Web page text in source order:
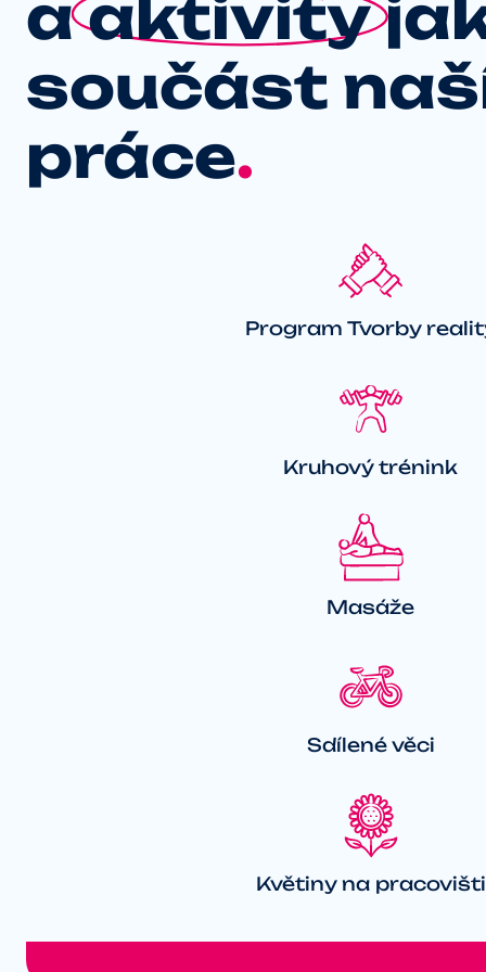
aaktivity
součást
práce.
Program Tvorby
Kruhový trénink
Masáže
Sdílené věci
Květiny na pracovišti